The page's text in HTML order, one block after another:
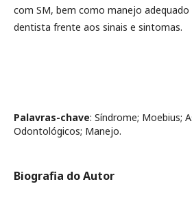
com SM, bem como manejo
dentista frente aos sinais e sintomas.
Palavras-chave: Síndrome; Moebius;
Odontológicos; Manejo.
Biografia do Autor